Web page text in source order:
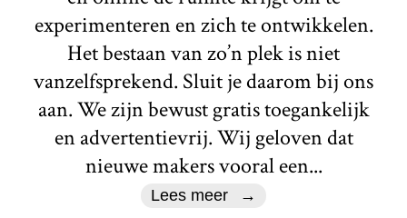
experimenteren en zich te ontwikkelen.
Het bestaan van zo’n plek is niet
vanzelfsprekend. Sluit je daarom bij ons
aan. We zijn bewust gratis toegankelijk
en advertentievrij. Wij geloven dat
nieuwe makers vooral een...
Lees meer